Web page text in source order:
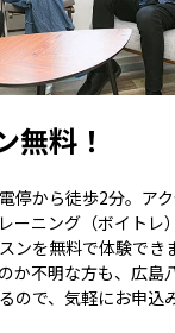
無料！
停から徒歩2分。ア
ーニング（ボイトレ
ンを無料で体験でき
か不明な方も、広島
ので、気軽にお申込